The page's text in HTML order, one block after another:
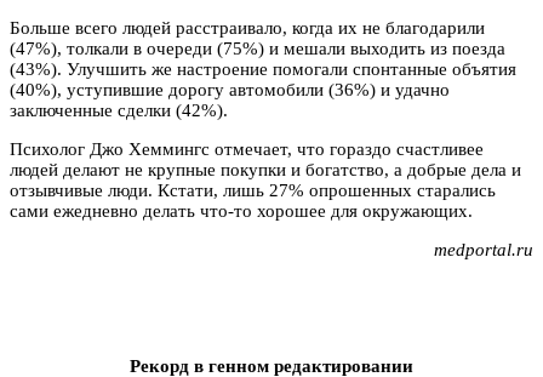
Больше всего людей расстраивало, когда их не благодарили
(47%), толкали в очереди (75%) и мешали выходить из поезда
(43%). Улучшить же настроение помогали спонтанные объятия
(40%), уступившие дорогу автомобили (36%) и удачно
заключенные сделки (42%).
Психолог Джо Хеммингс отмечает, что гораздо счастливее
людей делают не крупные покупки и богатство, а добрые дела и
отзывчивые люди. Кстати, лишь 27% опрошенных старались
сами ежедневно делать что-то хорошее для окружающих.
medportal.ru
Рекорд в генном редактировании